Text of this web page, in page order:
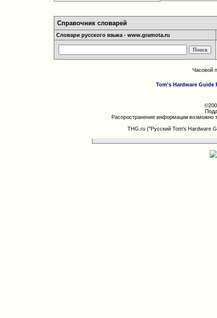
Справочник словарей
Словари русского языка - www.gramota.ru
Часовой
Tom's Hardware Guide
Распространение информации возможно
THG.ru ("Русский Tom's Hardware